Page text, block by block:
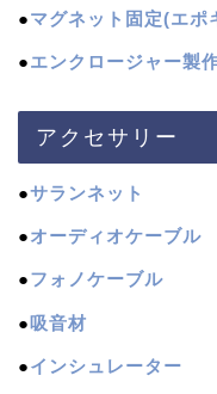
●マグネット固定(エポ
●エンクロージャー製
アクセサリー
●サランネット
●オーディオケーブル
●フォノケーブル
●吸音材
●インシュレーター